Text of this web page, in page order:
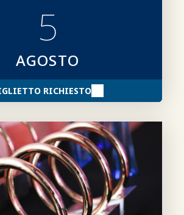
5
AGOSTO
RICHIESTO